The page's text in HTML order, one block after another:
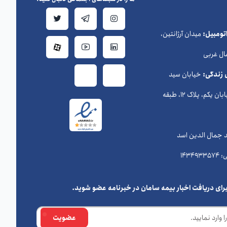
میدان آرژانتین،
غربی
خیابان سید
حسن نصرالله (وزراء) ، خیابان یکم، پلاک 12، طبقه
جمال الدین اسد
برای دریافت اخبار بیمه سامان در خبرنامه عضو شوید.
عضویت